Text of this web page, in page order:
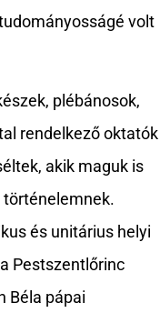
volt
plébánosok,
rendelkező oktatók
akik maguk is
történelemnek.
és unitárius helyi
Pestszentlőrinc
Béla pápai